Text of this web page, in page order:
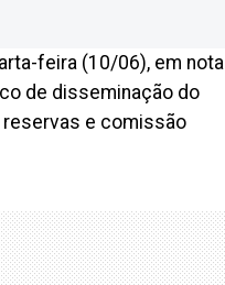
feira (10/06), em nota
de disseminação do
reservas e comissão